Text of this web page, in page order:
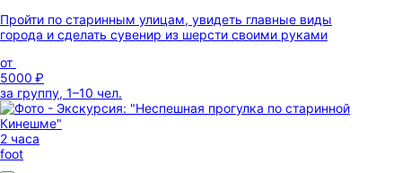
Пройти по старинным улицам, увидеть главные виды
города и сделать сувенир из шерсти своими руками
от
5000 ₽
за группу, 1–10 чел.
2 часа
foot